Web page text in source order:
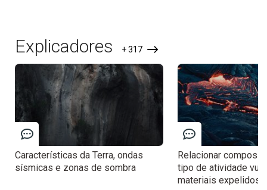
Explicadores + 317
Características da Terra, ondas
sísmicas e zonas de sombra
Relacionar
tipo de atividade
materiais expelidos